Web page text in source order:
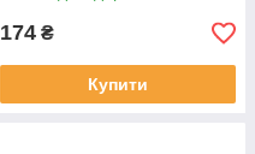
174 ₴
Купити